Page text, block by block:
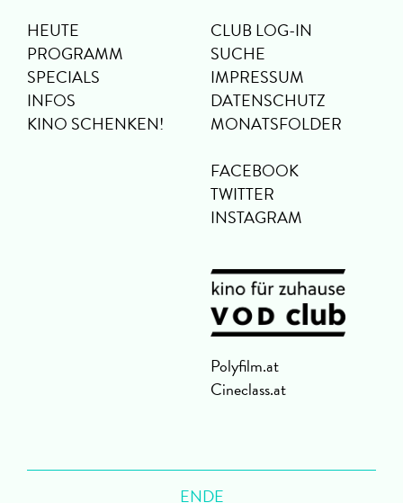
HEUTE
PROGRAMM
SPECIALS
INFOS
KINO SCHENKEN!
CLUB LOG-IN
SUCHE
IMPRESSUM
DATENSCHUTZ
MONATSFOLDER
FACEBOOK
TWITTER
INSTAGRAM
Polyfilm.at
Cineclass.at
ENDE